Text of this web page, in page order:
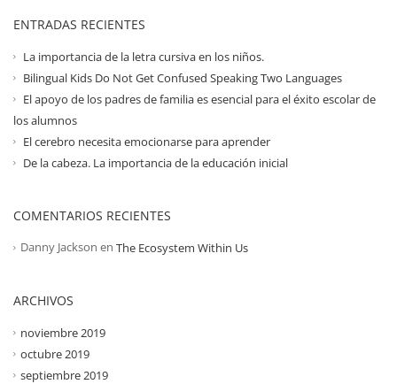
ENTRADAS RECIENTES
La importancia de la letra cursiva en los niños.
Bilingual Kids Do Not Get Confused Speaking Two Languages
El apoyo de los padres de familia es esencial para el éxito escolar de
los alumnos
El cerebro necesita emocionarse para aprender
De la cabeza. La importancia de la educación inicial
COMENTARIOS RECIENTES
Danny Jackson en The Ecosystem Within Us
ARCHIVOS
noviembre 2019
octubre 2019
septiembre 2019